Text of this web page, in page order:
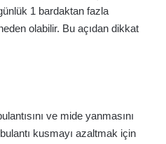
1 bardaktan fazla
olabilir. Bu açıdan dikkat
ve mide yanmasını
kusmayı azaltmak için